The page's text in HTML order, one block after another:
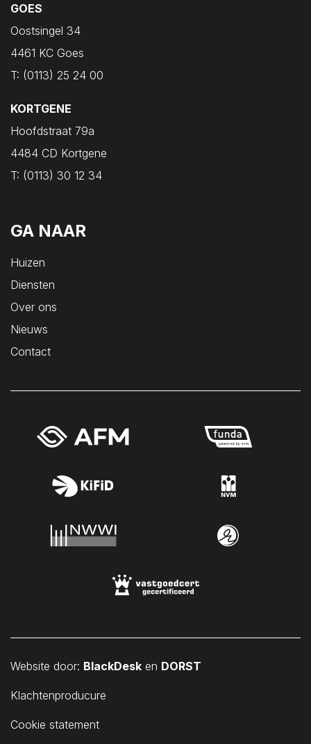
GOES
Oostsingel 34
4461 KC Goes
T: (0113) 25 24 00
KORTGENE
Hoofdstraat 79a
4484 CD Kortgene
T: (0113) 30 12 34
GA NAAR
Huizen
Diensten
Over ons
Nieuws
Contact
Website door: BlackDesk en DORST
Klachtenproducure
Cookie statement